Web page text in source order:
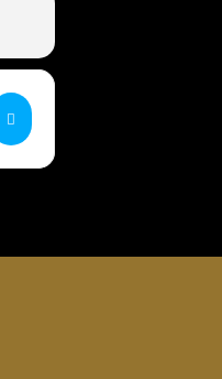
Till Frömmel []